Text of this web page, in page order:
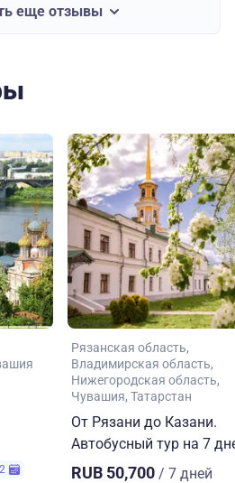
еще отзывы
Рязанская область
Владимирская область
Нижегородская область
Чувашия Татарстан
От Рязани до Казани.
Автобусный тур на 7
RUB 50,700 / 7 дней